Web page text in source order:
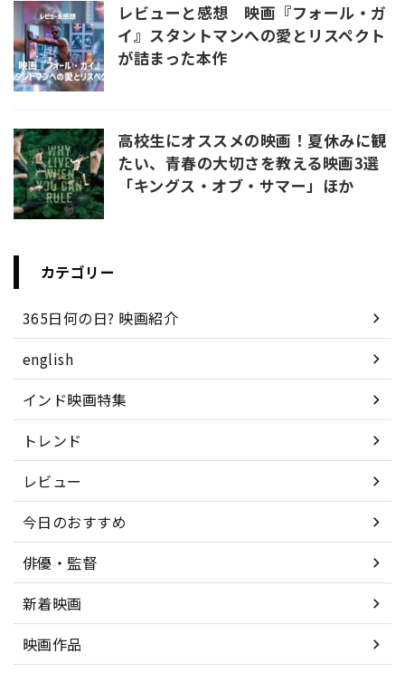
レビューと感想 映画『フォール・ガ
イ』スタントマンへの愛とリスペクト
が詰まった本作
高校生にオススメの映画！夏休みに観
たい、青春の大切さを教える映画3選
「キングス・オブ・サマー」ほか
カテゴリー
365日何の日? 映画紹介
english
インド映画特集
トレンド
レビュー
今日のおすすめ
俳優・監督
新着映画
映画作品